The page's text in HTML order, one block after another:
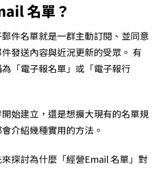
名單？
件名單就是一群主動訂閱、並同意
發送內容與近況更新的受眾。 有
「電子報名單」或「電子報行
始建立，還是想擴大現有的名單規
介紹幾種實用的方法。
探討為什麼「經營Email 名單」對